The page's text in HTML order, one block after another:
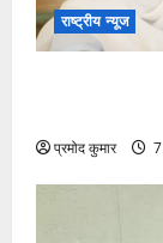
राष्ट्रीय न्यूज
प्रमोद कुमार